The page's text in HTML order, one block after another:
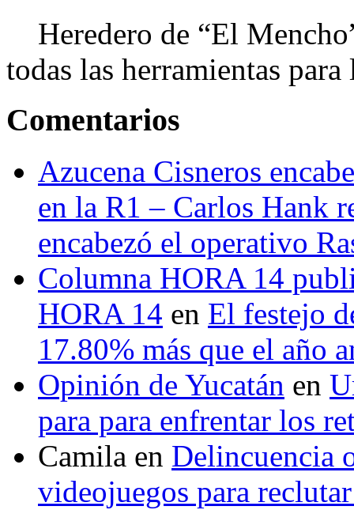
Heredero de “El
todas las herramientas
Comentarios
Azucena Cisneros
en la R1 – Carlos Hank
encabezó el operativo
Columna HORA 14
HORA 14 en El festejo
17.80% más que el año
Opinión de Yucatán en
para para enfrentar los
Camila en Delincuencia
videojuegos para